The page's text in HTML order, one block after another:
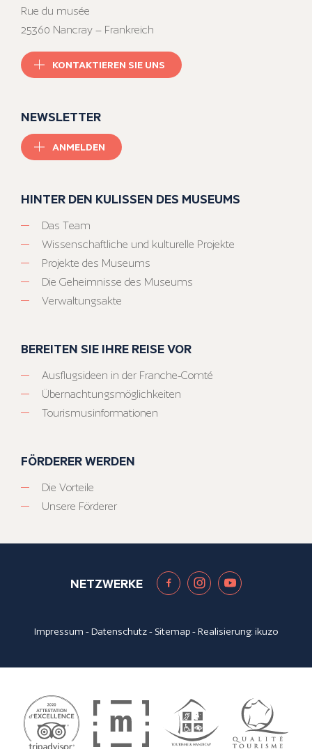
Rue du musée
25360 Nancray – Frankreich
KONTAKTIEREN SIE UNS
NEWSLETTER
ANMELDEN
HINTER DEN KULISSEN DES MUSEUMS
Das Team
Wissenschaftliche und kulturelle Projekte
Projekte des Museums
Die Geheimnisse des Museums
Verwaltungsakte
BEREITEN SIE IHRE REISE VOR
Ausflugsideen in der Franche-Comté
Übernachtungsmöglichkeiten
Tourismusinformationen
FÖRDERER WERDEN
Die Vorteile
Unsere Förderer
NETZWERKE
Impressum -Datenschutz- Sitemap- Realisierung:ikuzo